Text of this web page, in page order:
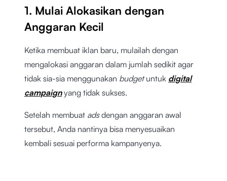
1. Mulai Alokasikan dengan
Anggaran Kecil
Ketika membuat iklan baru, mulailah dengan
mengalokasi anggaran dalam jumlah sedikit agar
tidak sia-sia menggunakan budgetuntuk digital
campaignyang tidak sukses.
Setelah membuat adsdengan anggaran awal
tersebut, Anda nantinya bisa menyesuaikan
kembali sesuai performa kampanyenya.